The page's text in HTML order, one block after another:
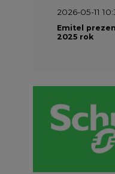
2026-05-11
Emitel
2025 rok